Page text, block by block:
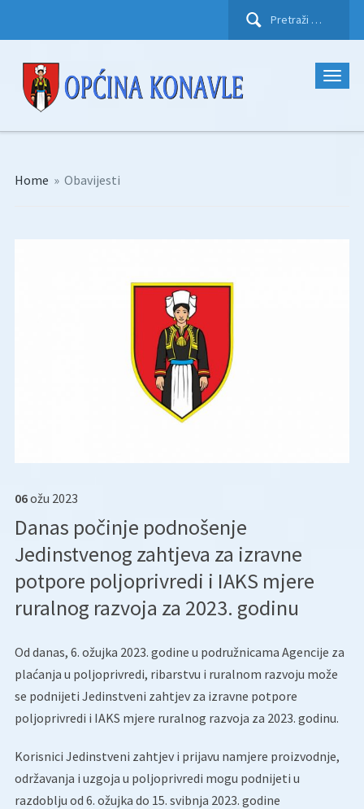
Pretraži:
Home » Obavijesti
06ožu 2023
Danas počinje podnošenje
Jedinstvenog zahtjeva za izravne
potpore poljoprivredi i IAKS mjere
ruralnog razvoja za 2023. godinu
Od danas, 6. ožujka 2023. godine u podružnicama Agencije za
plaćanja u poljoprivredi, ribarstvu i ruralnom razvoju može
se podnijeti Jedinstveni zahtjev za izravne potpore
poljoprivredi i IAKS mjere ruralnog razvoja za 2023. godinu.
Korisnici Jedinstveni zahtjev i prijavu namjere proizvodnje,
održavanja i uzgoja u poljoprivredi mogu podnijeti u
razdoblju od 6. ožujka do 15. svibnja 2023. godine